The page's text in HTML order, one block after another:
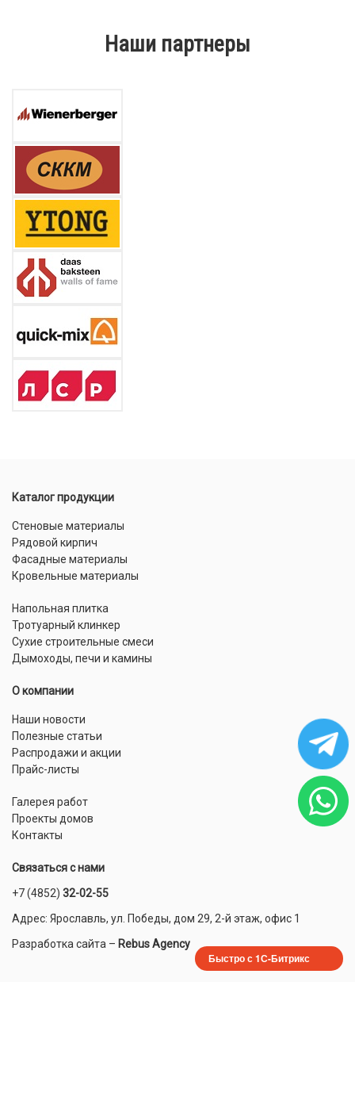
Наши партнеры
Каталог продукции
Стеновые материалы
Рядовой кирпич
Фасадные материалы
Кровельные материалы
Напольная плитка
Тротуарный клинкер
Сухие строительные смеси
Дымоходы, печи и камины
О компании
Наши новости
Полезные статьи
Распродажи и акции
Прайс-листы
Галерея работ
Проекты домов
Контакты
Связаться с нами
+7 (4852) 32-02-55
Адрес: Ярославль, ул. Победы, дом 29, 2-й этаж, офис 1
Разработка сайта – Rebus Agency
Быстро с 1С-Битрикс